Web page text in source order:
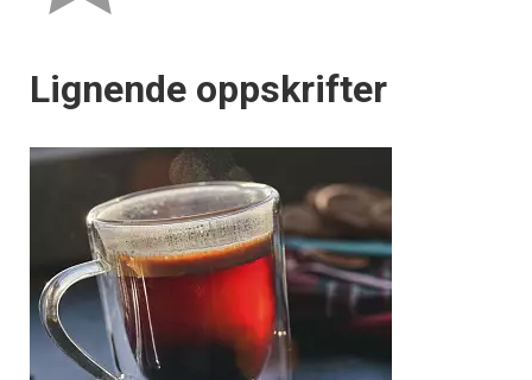
Lignende oppskrifter